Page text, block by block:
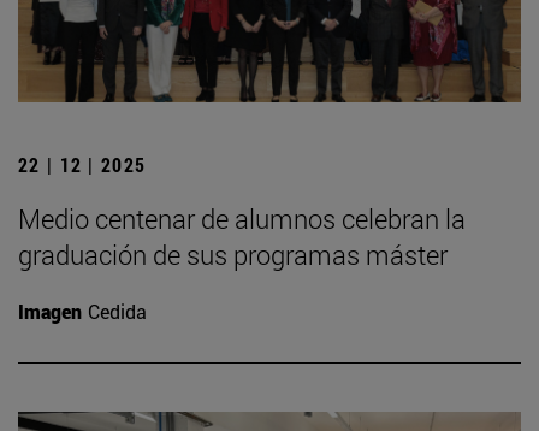
22 | 12 | 2025
Medio centenar de alumnos celebran la
graduación de sus programas máster
Imagen Cedida